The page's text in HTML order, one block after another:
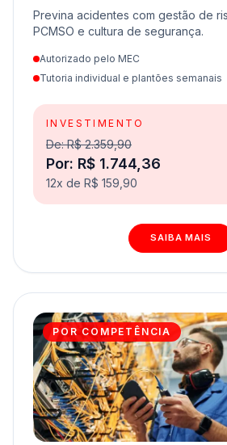
Previna acidentes com gestão de
PCMSO e cultura de segurança.
Autorizado pelo MEC
Tutoria individual e plantões semanais
INVESTIMENTO
De: R$ 2.359,90
Por: R$ 1.744,36
12x de R$ 159,90
SAIBA MAIS
POR COMPETÊNCIA